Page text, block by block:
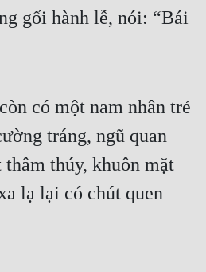
gối hành lễ, nói: “Bái
có một nam nhân trẻ
tráng, ngũ quan
thúy, khuôn mặt
lạ lại có chút quen